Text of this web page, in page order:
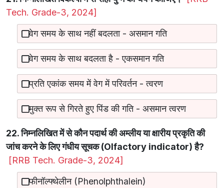
Tech. Grade-3, 2024]
वेग समय के साथ नहीं बदलता - असमान गति
वेग समय के साथ बदलता है - एकसमान गति
प्रति एकांक समय में वेग में परिवर्तन - त्वरण
मुक्त रूप से गिरते हुए पिंड की गति - असमान त्वरण
22. निम्नलिखित में से कौन पदार्थ की अम्लीय या क्षारीय प्रकृति की
जांच करने के लिए गंधीय सूचक (Olfactory indicator) है?
[RRB Tech. Grade-3, 2024]
फीनॉल्फ्थेलीन (Phenolphthalein)